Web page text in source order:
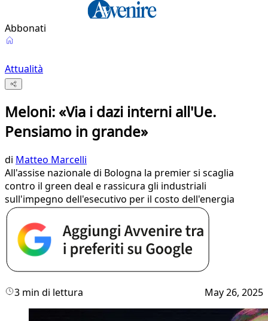
Abbonati
Attualità
Meloni: «Via i dazi interni all'Ue.
Pensiamo in grande»
di Matteo Marcelli
All'assise nazionale di Bologna la premier si scaglia
contro il green deal e rassicura gli industriali
sull'impegno dell'esecutivo per il costo dell'energia
3 min di lettura May 26, 2025